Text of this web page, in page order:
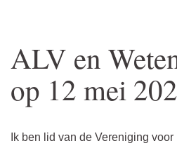
ALV en
op 12 mei
Ik ben lid van de Vereniging